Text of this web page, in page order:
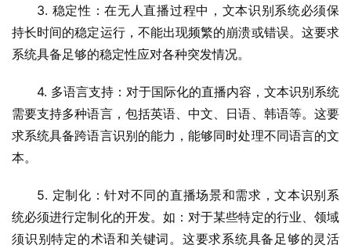
3. 稳定性：在无人直播过程中，文本识别系统必须保
持长时间的稳定运行，不能出现频繁的崩溃或错误。这要求
系统具备足够的稳定性应对各种突发情况。
4. 多语言支持：对于国际化的直播内容，文本识别系统
需要支持多种语言，包括英语、中文、日语、韩语等。这要
求系统具备跨语言识别的能力，能够同时处理不同语言的文
本。
5. 定制化：针对不同的直播场景和需求，文本识别系
统必须进行定制化的开发。如：对于某些特定的行业、领域
须识别特定的术语和关键词。这要求系统具备足够的灵活